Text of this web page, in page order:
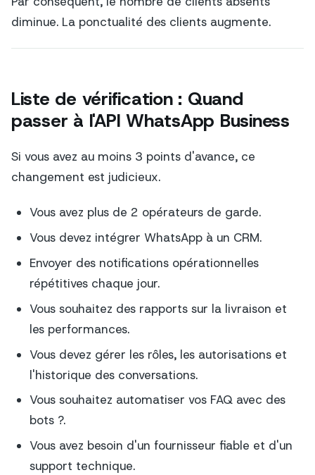
diminue. La ponctualité des clients augmente.
Liste de vérification : Quand
passer à l'API WhatsApp Business
Si vous avez au moins 3 points d'avance, ce
changement est judicieux.
Vous avez plus de 2 opérateurs de garde.
Vous devez intégrer WhatsApp à un CRM.
Envoyer des notifications opérationnelles
répétitives chaque jour.
Vous souhaitez des rapports sur la livraison et
les performances.
Vous devez gérer les rôles, les autorisations et
l'historique des conversations.
Vous souhaitez automatiser vos FAQ avec des
bots ?.
Vous avez besoin d'un fournisseur fiable et d'un
support technique.